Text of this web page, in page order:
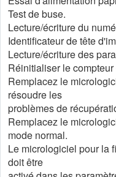
Test de buse.
Lecture/écriture du
Identificateur de tête
Lecture/écriture des
Réinitialiser le
Remplacez le
résoudre les
problèmes de
Remplacez le
mode normal.
Le micrologiciel pour la
doit être